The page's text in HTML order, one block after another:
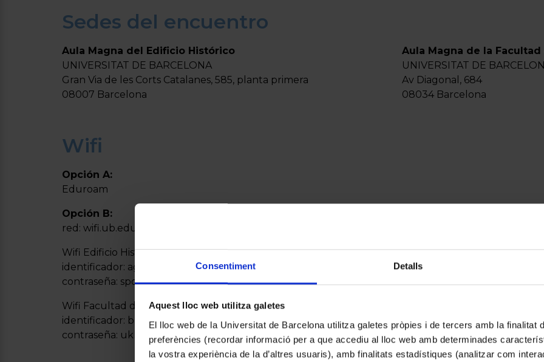
Consentiment Detalls
Aquest lloc web utilitza galetes
El lloc web de la Universitat de Barcelona utilitza galetes pròpies i de tercers amb la finalitat
preferències (recordar informació per a que accediu al lloc web amb determinades
la vostra experiència de la d’altres usuaris), amb finalitats estadístiques (analitzar com
Sedes del encuentro
Aula Magna del Edificio Histórico
UNIVERSITAT DE BARCELONA
Gran Via de les Corts Catalanes, 585, planta primera
08007 Barcelona
Aula Magna de la
UNIVERSITAT DE
Av Diagonal, 684
08034 Barcelona
Wifi
Opción A:
Eduroam
Opción B:
red: wifi.ub.edu
Wifi Edificio Histórico:
identificador: agaces.tmp
contraseña: spok57
Wifi Facultad de Derecho:
identificador: bllebg.tmp
contraseña: ukkf85